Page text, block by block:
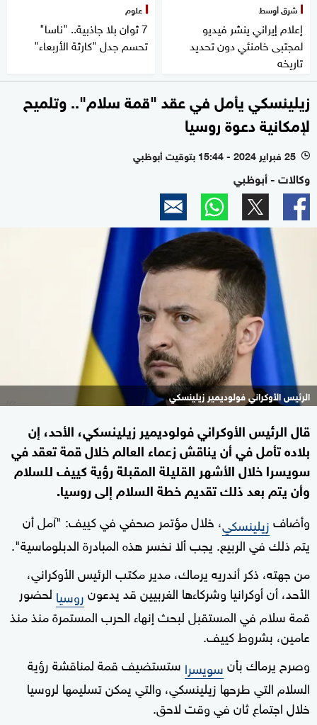
شرق أوسط
إعلام إيراني ينشر فيديو
لمجتبى خامنئي دون تحديد
تاريخه
علوم
7 ثوان بلا جاذبية.. "ناسا"
تحسم جدل "كارثة الأربعاء"
زيلينسكي يأمل في عقد "قمة سلام".. وتلميح
لإمكانية دعوة روسيا
l 25 فبراير 2024 - 15:44 بتوقيت أبوظبي
وكالات - أبوظبي
الرئيس الأوكراني فولوديمير زيلينسكي
قال الرئيس الأوكراني فولوديمير زيلينسكي، الأحد، إن
بلاده تأمل في أن يناقش زعماء العالم خلال قمة تعقد في
سويسرا خلال الأشهر القليلة المقبلة رؤية كييف للسلام
وأن يتم بعد ذلك تقديم خطة السلام إلى روسيا.
وأضافزيلينسكي، خلال مؤتمر صحفي في كييف: "آمل أن
يتم ذلك في الربيع. يجب ألا نخسر هذه المبادرة الدبلوماسية".
من جهته، ذكر أندريه يرماك، مدير مكتب الرئيس الأوكراني،
الأحد، أن أوكرانيا وشركاءها الغربيين قد يدعونروسيا لحضور
قمة سلام في المستقبل لبحث إنهاء الحرب المستمرة منذ منذ
عامين، بشروط كييف.
وصرح يرماك بأنسويسرا ستستضيف قمة لمناقشة رؤية
السلام التي طرحها زيلينسكي، والتي يمكن تسليمها لروسيا
خلال اجتماع ثان في وقت لاحق.